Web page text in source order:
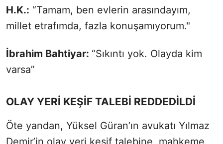
H.K.: “Tamam, ben evlerin arasındayım,
millet etrafımda, fazla konuşamıyorum."
İbrahim Bahtiyar: “Sıkıntı yok. Olayda kim
varsa”
OLAY YERİ KEŞİF TALEBİ REDDEDİLDİ
Öte yandan, Yüksel Güran’ın avukatı Yılmaz